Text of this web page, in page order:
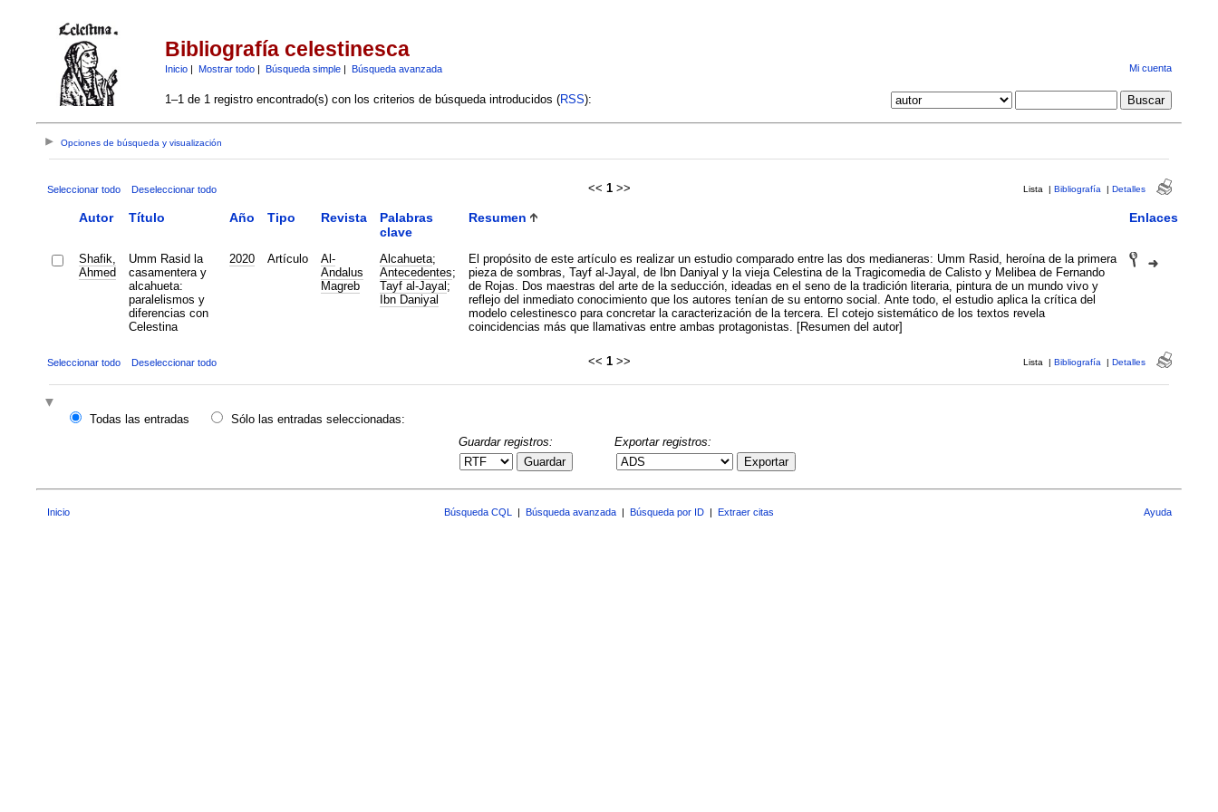
Bibliografía celestinesca
Inicio| Mostrar todo| Búsqueda simple| Búsqueda avanzada Mi cuenta
1–1 de 1 registro encontrado(s) con los criterios de búsqueda introducidos (RSS):
Opciones de búsqueda y visualización
Seleccionar todo Deseleccionar todo << 1 >> Lista | Bibliografía | Detalles
Autor Título Año Tipo Revista
Palabras
clave
Resumen Enlaces
Shafik,
Ahmed
Umm Rasid la
casamentera y
alcahueta:
paralelismos y
diferencias con
Celestina
2020 Artículo
Al-
Andalus
Magreb
Alcahueta;
Antecedentes;
Tayf al-Jayal ;
Ibn Daniyal
El propósito de este artículo es realizar un estudio comparado entre las dos medianeras: Umm Rasid, heroína de la primera
pieza de sombras, Tayf al-Jayal, de Ibn Daniyal y la vieja Celestina de la Tragicomedia de Calisto y Melibea de Fernando
de Rojas. Dos maestras del arte de la seducción, ideadas en el seno de la tradición literaria, pintura de un mundo vivo y
reflejo del inmediato conocimiento que los autores tenían de su entorno social. Ante todo, el estudio aplica la crítica del
modelo celestinesco para concretar la caracterización de la tercera. El cotejo sistemático de los textos revela
coincidencias más que llamativas entre ambas protagonistas. [Resumen del autor]
Seleccionar todo Deseleccionar todo << 1 >> Lista | Bibliografía | Detalles
Todas las entradas
Sólo las entradas seleccionadas:
Guardar registros:
Guardar
Exportar registros:
Exportar
Inicio Búsqueda CQL Búsqueda avanzada Búsqueda por ID Extraer citas Ayuda